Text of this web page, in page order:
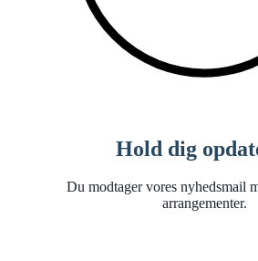
Hold dig
Du modtager vores nyhedsmail
arrangementer.